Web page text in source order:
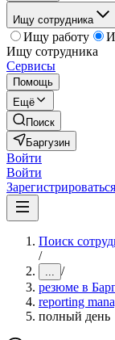
Ищу сотрудника
Ищу работу
Ищу сотрудника
Сервисы
Помощь
Ещё
Поиск
Баргузин
Войти
Войти
Зарегистрироваться
Поиск
/
... /
резюме в
reporting
полный день